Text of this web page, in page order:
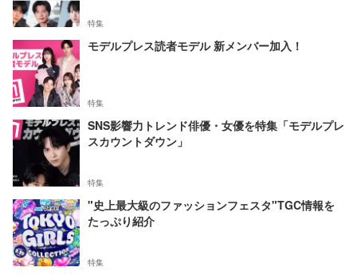
特集
モデルプレス読者モデル 新メンバー加入！
特集
SNS影響力トレンド俳優・女優を特集「モデルプレ
スカウントダウン」
特集
"史上最大級のファッションフェスタ"TGC情報を
たっぷり紹介
特集